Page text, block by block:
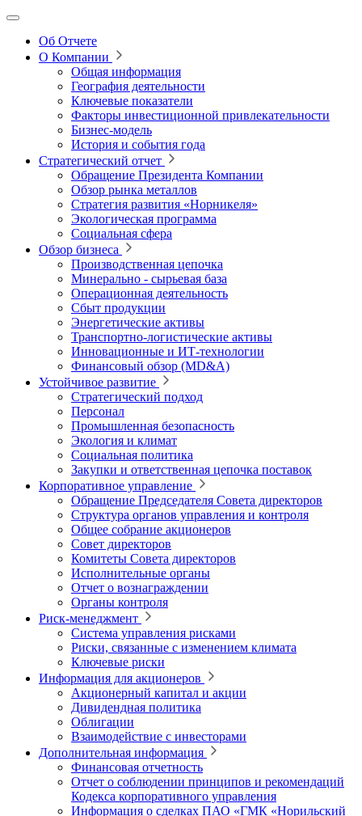
Об Отчете
О Компании
Общая информация
География деятельности
Ключевые показатели
Факторы инвестиционной привлекательности
Бизнес-модель
История и события года
Стратегический отчет
Обращение Президента Компании
Обзор рынка металлов
Стратегия развития «Норникеля»
Экологическая программа
Социальная сфера
Обзор бизнеса
Производственная цепочка
Минерально ‑ сырьевая база
Операционная деятельность
Сбыт продукции
Энергетические активы
Транспортно-логистические активы
Инновационные и ИТ‑технологии
Финансовый обзор (MD&A)
Устойчивое развитие
Стратегический подход
Персонал
Промышленная безопасность
Экология и климат
Социальная политика
Закупки и ответственная цепочка поставок
Корпоративное управление
Обращение Председателя Совета директоров
Структура органов управления и контроля
Общее собрание акционеров
Совет директоров
Комитеты Совета директоров
Исполнительные органы
Отчет о вознаграждении
Органы контроля
Риск-менеджмент
Система управления рисками
Риски, связанные с изменением климата
Ключевые риски
Информация для акционеров
Акционерный капитал и акции
Дивидендная политика
Облигации
Взаимодействие с инвесторами
Дополнительная информация
Финансовая отчетность
Отчет о соблюдении принципов и рекомендаций
Кодекса корпоративного управления
Информация о сделках ПАО «ГМК «Норильский